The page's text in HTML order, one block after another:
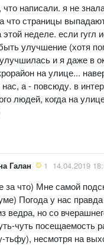
что написали. я не
что страницы
неделе. если гугл
улучшение (хотя
и я даже в
на улице...
нас, а - повсюду. в
людей, когда на
Галан 1 14.04.2019
за что) Мне самой
Погода у нас
ведра, но со
чуть посещаемость
тьфу), несмотря на